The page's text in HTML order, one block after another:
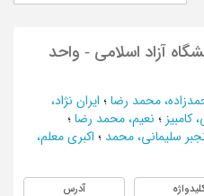
آزاد اسلامی - واحد
محمد رضا ؛ ایران نژاد،
کامبیز ؛ نعیم، محمد رضا ؛
سلیمانی، محمد ؛ اکبری معلم،
آدرس